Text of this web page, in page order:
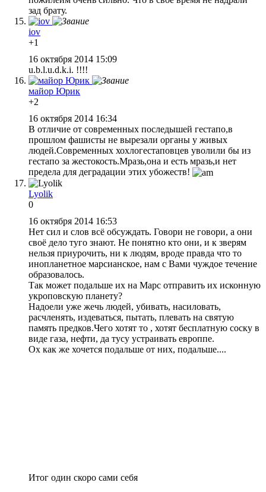
зад брату.
iov
+1
16 октября 2014 15:09
u.b.l.u.d.k.i. !!!!
майор Юрик
+2
16 октября 2014 16:34
В отличие от современных последышей гестапо,в
прошлом фашисты не вырезали органы у живых
людей.Современных хохлогестаповцев уволили бы из
гестапо за жестокость.Мразь,она и есть мразь,и нет
предела для деградации этих убожеств!
Lyolik
0
16 октября 2014 16:53
Нет сил и слов всё обсуждать. Говори не говори, а они
своё дело туго знают. Не понятно кто они, и к зверям
нельзя приурочить, ни к людям, вроде правда что то
инопланетное марсианское, нам с Вами чуждое течение
образовалось.
Так может подальше их на Марс отправить их исконную
укроповскую планету?
Надоели уже жечь людей, убивать, насиловать,
расчленять, издеваться, пытать, плевать на святую
память предков.Чего хотят то , хотят бесплатную соску в
виде газа, нефти, да тусу устраивать европпе.
Ох как же хочется подальше от них, подальше....
Итог один скоро сами себя